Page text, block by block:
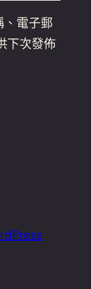
、電子郵
下次發佈